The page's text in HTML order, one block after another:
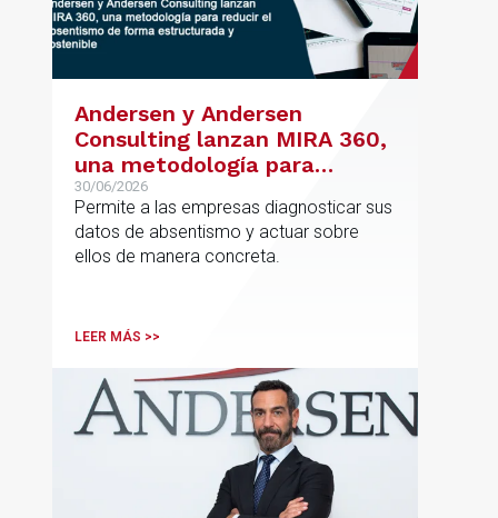
Andersen y Andersen
Consulting lanzan MIRA 360,
una metodología para
reducir el absentismo de
forma estructurada y
sostenible
30/06/2026
Permite a las empresas diagnosticar sus
datos de absentismo y actuar sobre
ellos de manera concreta.
LEER MÁS >>